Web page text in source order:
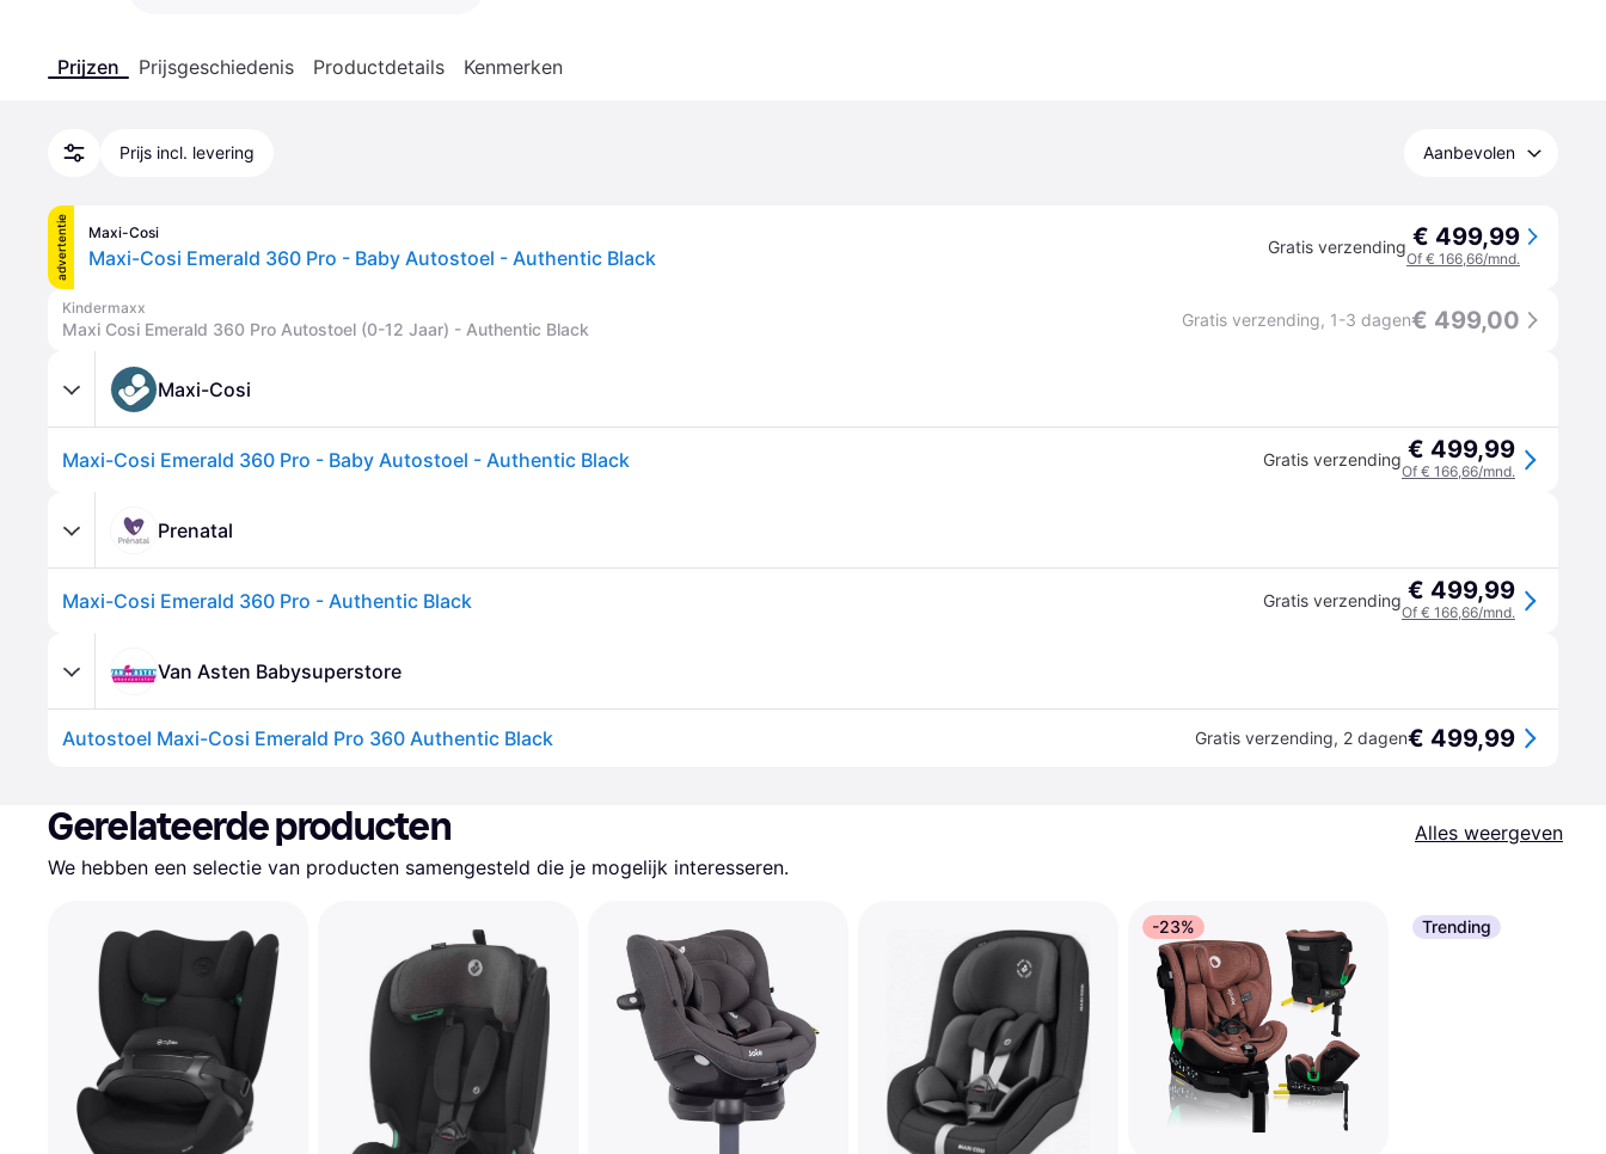
Prijzen Prijsgeschiedenis Productdetails Kenmerken
Prijs incl. levering Aanbevolen
advertentie Maxi-Cosi
Maxi-Cosi Emerald 360 Pro - Baby Autostoel - Authentic Black Gratis verzending € 499,99
Of € 166,66/mnd.
Kindermaxx
Maxi Cosi Emerald 360 Pro Autostoel (0-12 Jaar) - Authentic Black Gratis verzending, 1-3 dagen€ 499,00
Maxi-Cosi
Maxi-Cosi Emerald 360 Pro - Baby Autostoel - Authentic Black Gratis verzending € 499,99
Of € 166,66/mnd.
Prenatal
Maxi-Cosi Emerald 360 Pro - Authentic Black Gratis verzending € 499,99
Of € 166,66/mnd.
Van Asten Babysuperstore
Autostoel Maxi-Cosi Emerald Pro 360 Authentic Black Gratis verzending, 2 dagen€ 499,99
Gerelateerde producten
Alles weergeven
We hebben een selectie van producten samengesteld die je mogelijk interesseren.
-23% Trending